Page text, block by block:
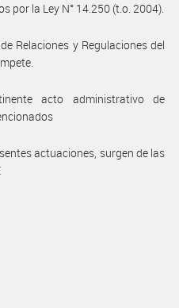
por la Ley N° 14.250 (t.o. 2004).
Relaciones y Regulaciones del
acto administrativo de
actuaciones, surgen de las